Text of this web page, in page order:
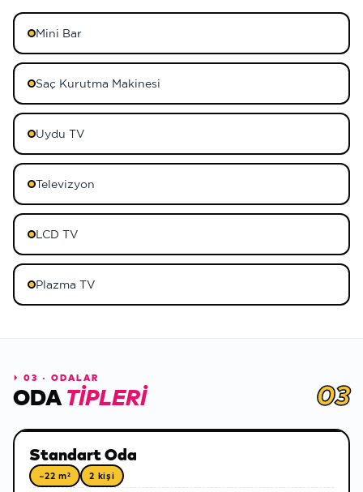
Mini Bar
Saç Kurutma Makinesi
Uydu TV
Televizyon
LCD TV
Plazma TV
⏵ 03 · ODALAR
ODA TIPLERI 03
Standart Oda
~22 m² 2 kişi